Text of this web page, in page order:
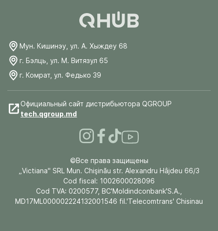
Мун. Кишинэу, ул. А. Хыждеу 68
г. Бэлць, ул. М. Витязул 65
г. Комрат, ул. Федько 39
Официальный сайт дистрибьютора QGROUP
tech.qgroup.md
©Все права защищены
„Victiana" SRL Mun. Chişinău str. Alexandru Hâjdeu 66/3
Cod fiscal: 1002600028096
Cod TVA: 0200577, BC'Moldindconbank'S.A.,
MD17ML000002224132001546 fil.'Telecomtrans' Chisinau